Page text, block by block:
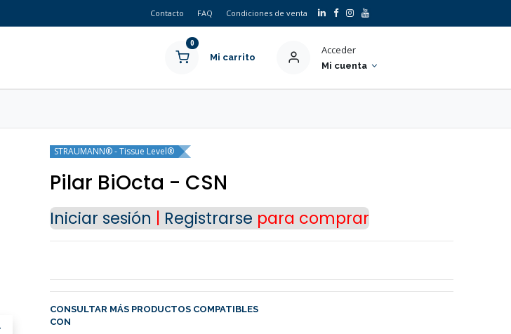
Contacto FAQ Condiciones de venta
0
Mi carrito
Acceder
Mi cuenta
STRAUMANN® - Tissue Level®
Pilar BiOcta - CSN
Iniciar sesión | Registrarse para comprar
CONSULTAR MÁS PRODUCTOS COMPATIBLES
CON